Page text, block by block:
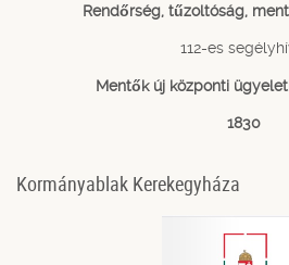
Rendőrség, tűzoltóság,
112-es
Mentők új központi
1830
Kormányablak Kerekegyháza